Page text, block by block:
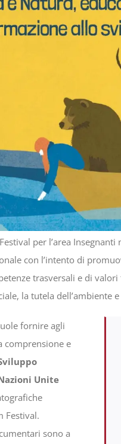
per l’area Insegnanti
con l’intento di
trasversali e di valori
la tutela dell’ambiente
fornire agli
comprensione e
Unite
Festival.
sono a